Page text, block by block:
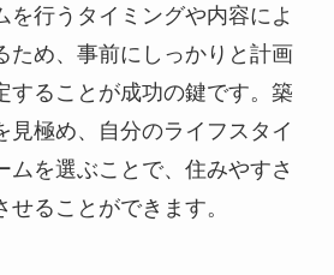
を行うタイミングや内容によ
ため、事前にしっかりと計画
することが成功の鍵です。築
見極め、自分のライフスタイ
ムを選ぶことで、住みやすさ
ることができます。